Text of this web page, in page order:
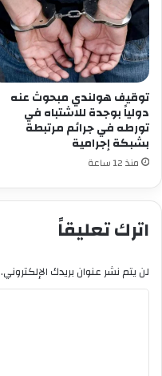
توقيف هولندي مبحوث عنه
دولياً بوجدة للاشتباه في
تورطه في جرائم مرتبطة
بشبكة إجرامية
منذ 12 ساعة
اترك تعليقاً
لن يتم نشر عنوان بريدك الإلكتروني.